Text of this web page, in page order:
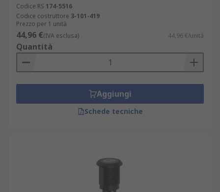
Codice RS 174-5516
Codice costruttore 3-101-419
Prezzo per 1 unità
44,96 €(IVA esclusa) 44,96 €/unità
Quantità
Aggiungi
Schede tecniche